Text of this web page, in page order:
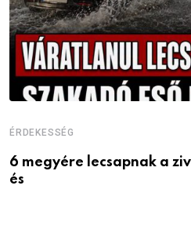
ÉRDEKESSÉG
6 megyére lecsapnak a
és